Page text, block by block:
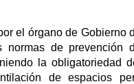
el órgano de Gobierno
normas de prevención
la obligatoriedad
de espacios